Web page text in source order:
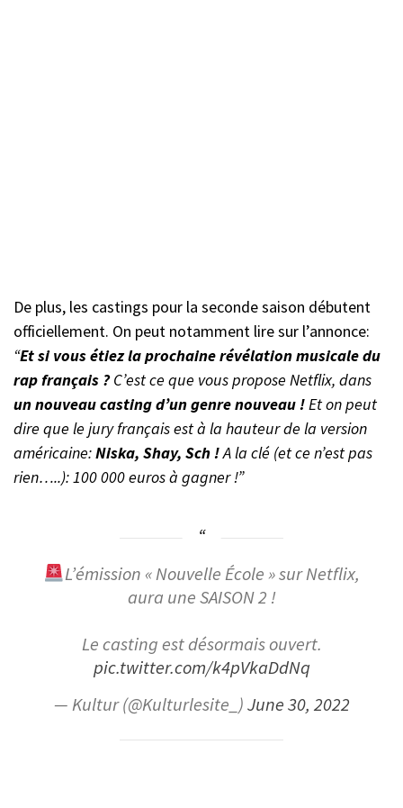
De plus, les castings pour la seconde saison débutent
officiellement. On peut notamment lire sur l’annonce:
“Et si vous étiez la prochaine révélation musicale du
rap français ?C’est ce que vous propose Netflix, dans
un nouveau casting d’un genre nouveau !Et on peut
dire que le jury français est à la hauteur de la version
américaine:Niska, Shay, Sch !A la clé (et ce n’est pas
rien…..): 100 000 euros à gagner !”
L’émission « Nouvelle École » sur Netflix,
aura une SAISON 2 !
Le casting est désormais ouvert.
pic.twitter.com/k4pVkaDdNq
— Kultur (@Kulturlesite_)June 30, 2022